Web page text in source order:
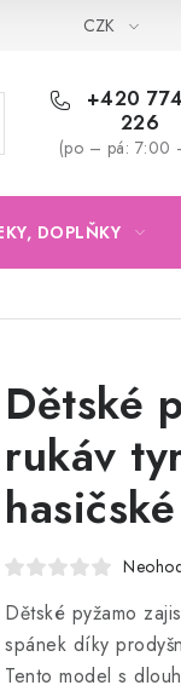
Obchodní
CZK
+420
226
(po – pá: 7:00
DOPLŇKY
Dětské
rukáv
Dětské pyžamo
spánek díky
Tento model s